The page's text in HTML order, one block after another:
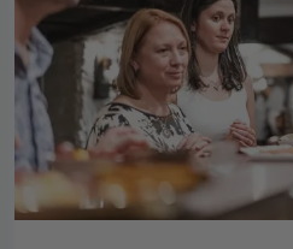
Всички
Нестандартен подарък
Луксозен подарък
Сантиментален подарък
Ваучери за тиймбилдинг
Зимни преживявания